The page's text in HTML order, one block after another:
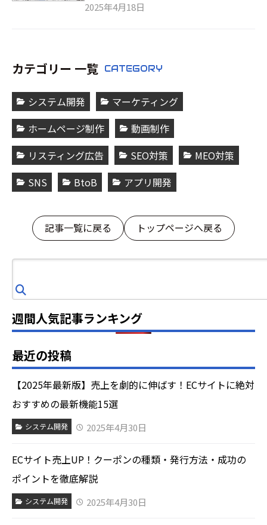
2025年4月18日
カテゴリー 一覧 CATEGORY
システム開発
マーケティング
ホームページ制作
動画制作
リスティング広告
SEO対策
MEO対策
SNS
BtoB アプリ開発
記事一覧に戻る トップページへ戻る
索
週間人気記事ランキング
最近の投稿
【2025年最新版】売上を劇的に伸ばす！ECサイトに絶対
おすすめの最新機能15選
システム開発 2025年4月30日
ECサイト売上UP！クーポンの種類・発行方法・成功の
ポイントを徹底解説
システム開発 2025年4月30日